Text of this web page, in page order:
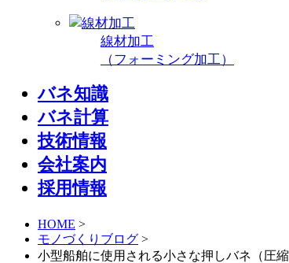
線材加工
（フォーミング加工）
バネ知識
バネ計算
技術情報
会社案内
採用情報
HOME >
モノづくりブログ >
小型船舶に使用される小さな押しバネ（圧